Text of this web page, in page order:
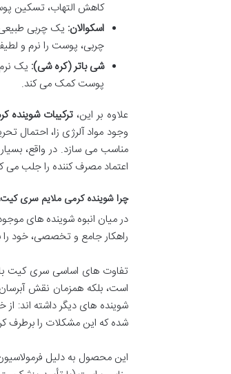
کاهش التهاب، تسکین
اسکوالان: یک چربی
چربی، پوست را نرم و
شی باتر (کره شی): یک
پوست کمک می کند.
علاوه بر این، ترکیبات
وجود مواد آلرژی زا،
مناسب می سازد. در واقع،
اعتماد مصرف کننده را جلب می
چرا شوینده کرمی ملایم سری
در میان انبوه شوینده های
راهکار جامع و تخصصی، خود را
تفاوت های اساسی سری کیت با
است، بلکه همزمان نقش
شوینده های دیگر داشته اند:
شده که این مشکلات را برطرف
این محصول به دلیل